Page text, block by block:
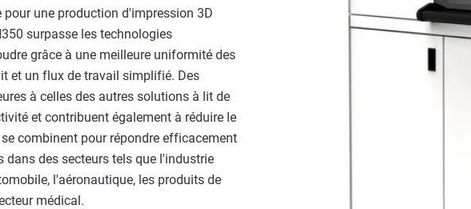
une production d'impression 3D
surpasse les technologies
grâce à une meilleure uniformité des
et un flux de travail simplifié. Des
à celles des autres solutions à lit de
et contribuent également à réduire le
combinent pour répondre efficacement
dans des secteurs tels que l'industrie
l'aéronautique, les produits de
médical.